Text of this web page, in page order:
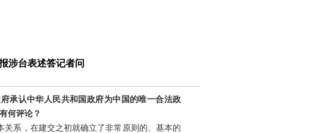
涉台表述答记者问
承认中华人民共和国政府为中国的唯一合法政
何评论？
系，在建交之初就确立了非常原则的、基本的